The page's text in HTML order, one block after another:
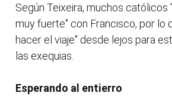
Según Teixeira, muchos católicos
muy fuerte" con Francisco, por lo
hacer el viaje" desde lejos para
las exequias.
Esperando al entierro